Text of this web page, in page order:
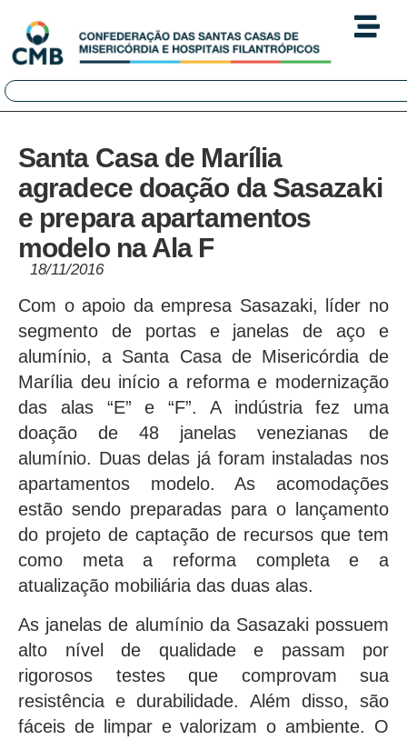
Santa Casa de Marília
agradece doação da Sasazaki
e prepara apartamentos
modelo na Ala F
18/11/2016
Com o apoio da empresa Sasazaki, líder no
segmento de portas e janelas de aço e
alumínio, a Santa Casa de Misericórdia de
Marília deu início a reforma e modernização
das alas “E” e “F”. A indústria fez uma
doação de 48 janelas venezianas de
alumínio. Duas delas já foram instaladas nos
apartamentos modelo. As acomodações
estão sendo preparadas para o lançamento
do projeto de captação de recursos que tem
como meta a reforma completa e a
atualização mobiliária das duas alas.
As janelas de alumínio da Sasazaki possuem
alto nível de qualidade e passam por
rigorosos testes que comprovam sua
resistência e durabilidade. Além disso, são
fáceis de limpar e valorizam o ambiente. O